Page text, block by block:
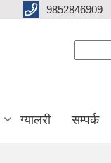
9852846909
ग्यालरी सम्पर्क